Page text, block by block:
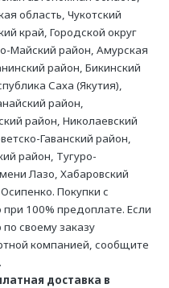
область, Чукотский
край, Городской округ
Майский район, Амурская
район, Бикинский
Саха (Якутия),
район,
район, Николаевский
Гаванский район,
район, Тугуро-
Лазо, Хабаровский
Покупки с
100% предоплате. Если
своему заказу
компанией, сообщите
доставка в